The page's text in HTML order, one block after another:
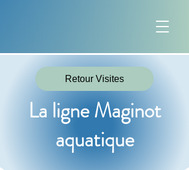
Retour Visites
La ligne Maginot
aquatique